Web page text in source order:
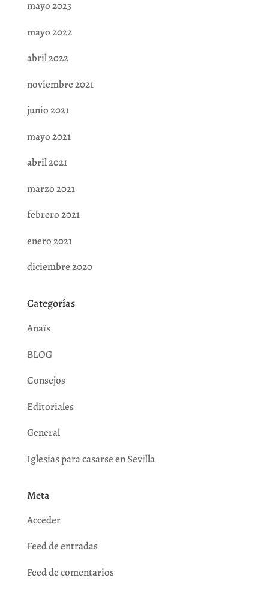
mayo 2023
mayo 2022
abril 2022
noviembre 2021
junio 2021
mayo 2021
abril 2021
marzo 2021
febrero 2021
enero 2021
diciembre 2020
Categorías
Anaïs
BLOG
Consejos
Editoriales
General
Iglesias para casarse en Sevilla
Meta
Acceder
Feed de entradas
Feed de comentarios